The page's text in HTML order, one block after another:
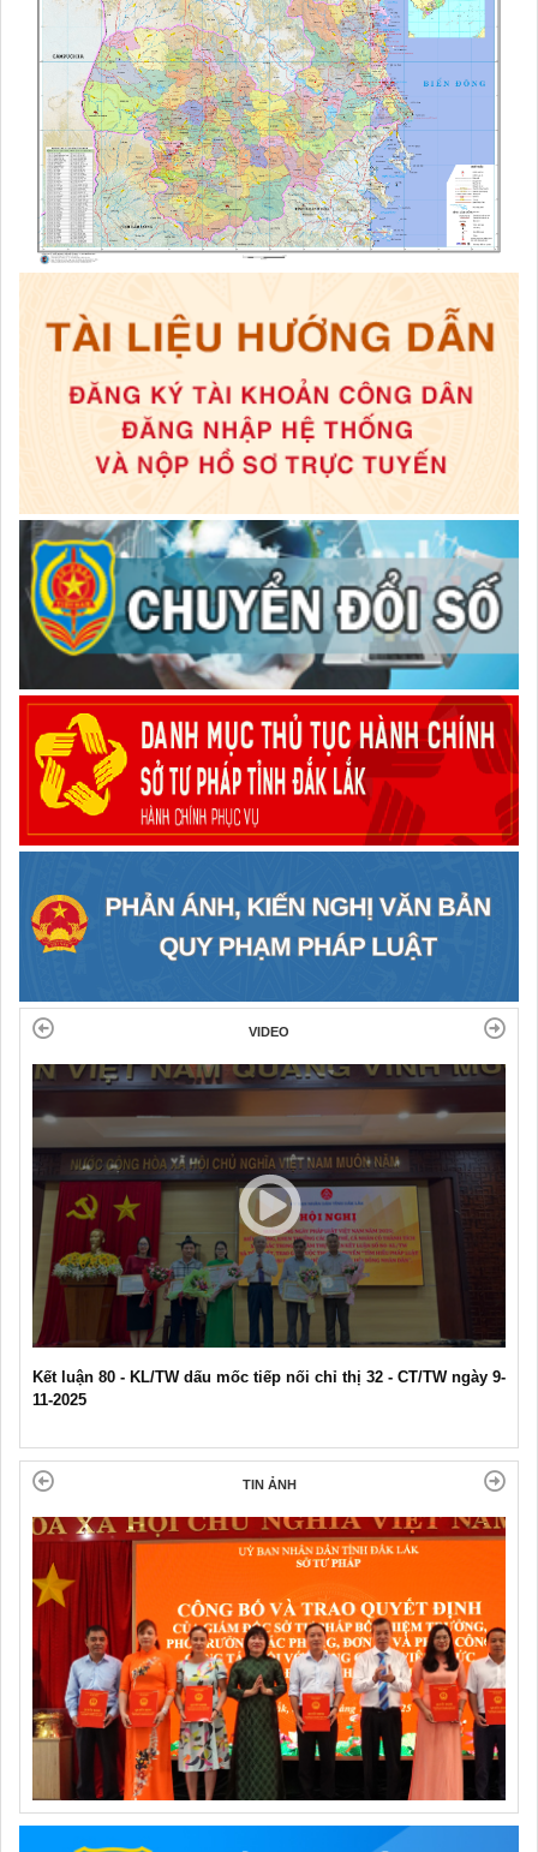
VIDEO
tiếp nối chỉ thị 32 - CT/TW ngày 9-Video tuyên truyền CCHC Sở Tư
TIN ẢNH